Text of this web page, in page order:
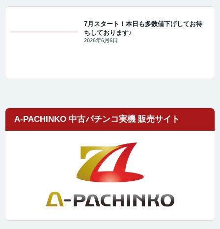
7月スタート！本日も多数値下げしてお待
ちしております♪
2026年6月6日
A-PACHINKO 中古パチンコ実機 販売サイト